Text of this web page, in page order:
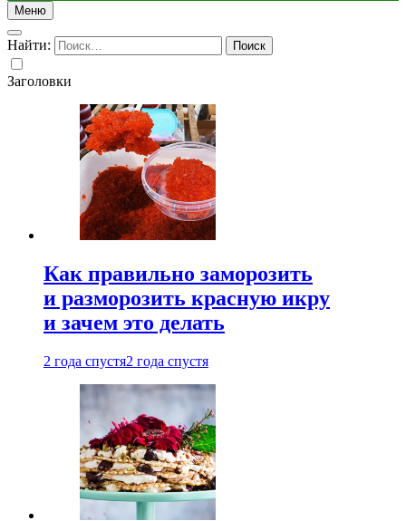
Меню
Найти:
Заголовки
Как правильно заморозить
и разморозить красную икру
и зачем это делать
2 года спустя2 года спустя